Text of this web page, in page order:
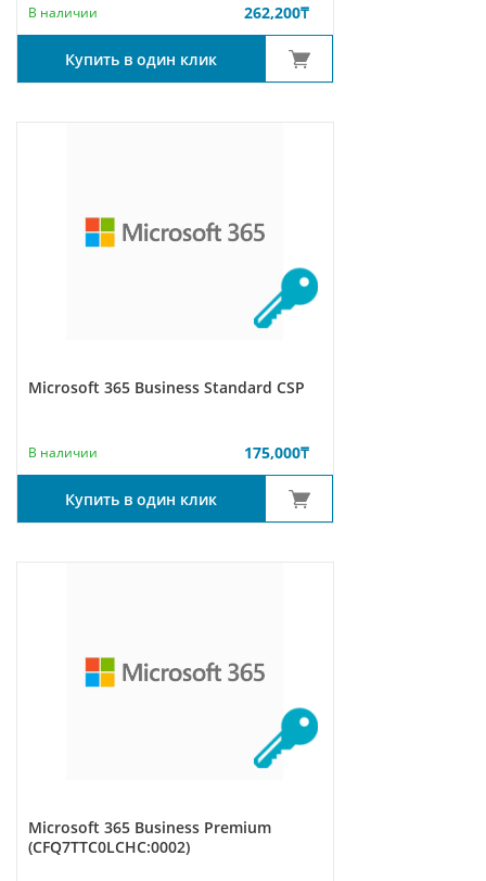
В наличии 262,200₸
Купить в один клик
Microsoft 365 Business Standard CSP
В наличии 175,000₸
Купить в один клик
Microsoft 365 Business Premium
(CFQ7TTC0LCHC:0002)